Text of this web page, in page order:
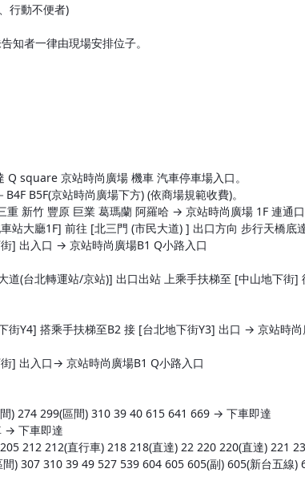
行動不便者)
知者一律由現場安排位子。
square 京站時尚廣場 機車 汽車停車場入口。
B5F(京站時尚廣場下方) (依商場規範收費)。
重 新竹 豐原 巨業 葛瑪蘭 阿羅哈 → 京站時尚廣場 1F 連通
站大廳1F] 前往 [北三門 (市民大道) ] 出口方向 步行天橋
] 出入口 → 京站時尚廣場B1 Q小路入口
道(台北轉運站/京站)] 出口出站 上乘手扶梯至 [中山地下街
街Y4] 搭乘手扶梯至B2 接 [台北地下街Y3] 出口 → 京站時尚
] 出入口→ 京站時尚廣場B1 Q小路入口
) 274 299(區間) 310 39 40 615 641 669 → 下車即達
→ 下車即達
212 212(直行車) 218 218(直達) 22 220 220(直達) 221
) 307 310 39 49 527 539 604 605 605(副) 605(新台五